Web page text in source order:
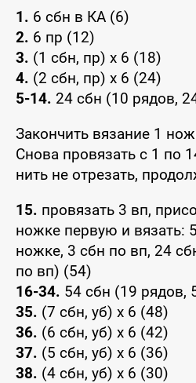
1. 6 сбн в КА (6)
2. 6 пр (12)
3. (1 сбн, пр) x 6 (18)
4. (2 сбн, пр) x 6 (24)
5-14. 24 сбн (10 рядов,
Закончить вязание 1
Снова провязать с 1 по
нить не отрезать,
15. провязать 3 вп,
ножке первую и вязать:
ножке, 3 сбн по вп, 24
по вп) (54)
16-34. 54 сбн (19 рядов,
35. (7 сбн, уб) x 6 (48)
36. (6 сбн, уб) x 6 (42)
37. (5 сбн, уб) x 6 (36)
38. (4 сбн, уб) x 6 (30)